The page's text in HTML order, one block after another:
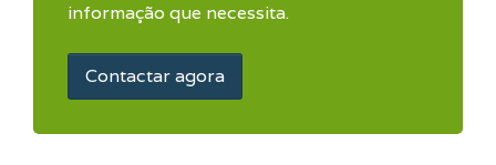
informação que necessita.
Contactar agora